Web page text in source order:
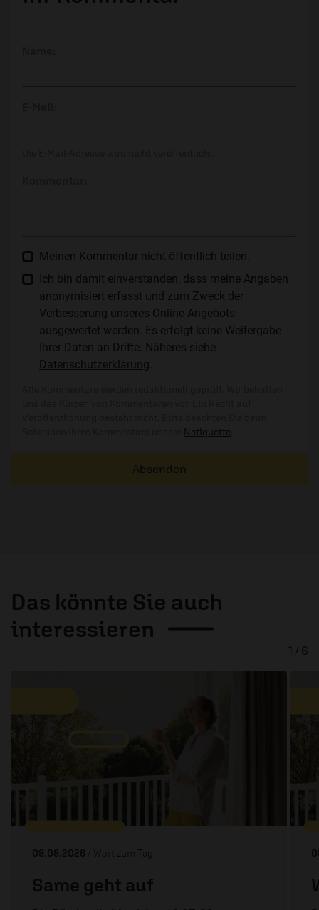
Meinen Kommentar nicht öffentlich teilen.
Ich bin damit einverstanden, dass meine Angaben
anonymisiert erfasst und zum Zweck der
Verbesserung unseres Online-Angebots
ausgewertet werden. Es erfolgt keine Weitergabe
Ihrer Daten an Dritte. Näheres siehe
Datenschutzerklärung
Netiquette
Absenden
Das könnte Sie auch
interessieren
09.08.2026 / Wort zum Tag
Same geht auf
1 / 6